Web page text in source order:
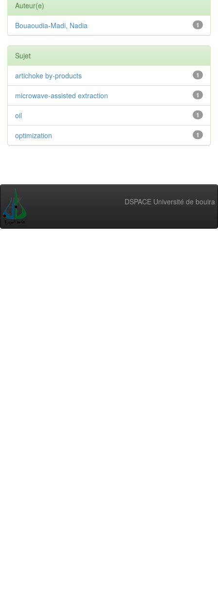
Auteur(e)
1
Bouaoudia-Madi, Nadia
Sujet
1
artichoke by-products
1
microwave-assisted extraction
1
oil
1
optimization
DSPACE Université de bouira